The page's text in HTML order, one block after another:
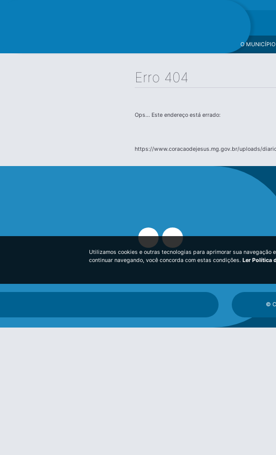
O MUNICÍPIO
Erro 404
Ops... Este endereço está errado:
https://www.coracaodejesus.mg.gov.br/uploads/
©
Utilizamos cookies e outras tecnologias para aprimorar sua
continuar navegando, você concorda com estas condições. Ler Política